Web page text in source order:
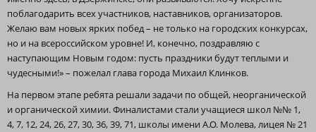
поблагодарить всех участников, наставников, организаторов.
Желаю вам новых ярких побед – не только на городских конкурсах,
но и на всероссийском уровне! И, конечно, поздравляю с
наступающим Новым годом: пусть праздники будут теплыми и
чудесными!» – пожелал глава города Михаил Клинков.
На первом этапе ребята решали задачи по общей, неорганической
и органической химии. Финалистами стали учащиеся школ №№ 1,
4, 7, 12, 24, 26, 27, 30, 36, 39, 71, школы имени А.О. Молева, лицея № 21